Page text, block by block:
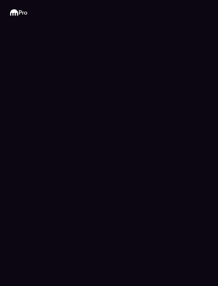
Kraken
Pro